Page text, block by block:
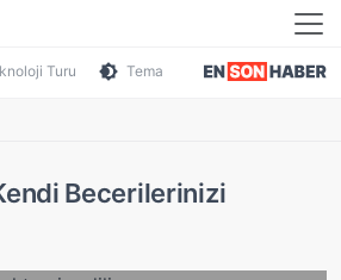
Turu Tema
Becerilerinizi